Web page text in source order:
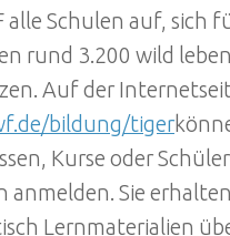
alle Schulen auf, sich
rund 3.200 wild
Auf der
bildung/tiger
Kurse oder
anmelden. Sie
Lernmaterialien